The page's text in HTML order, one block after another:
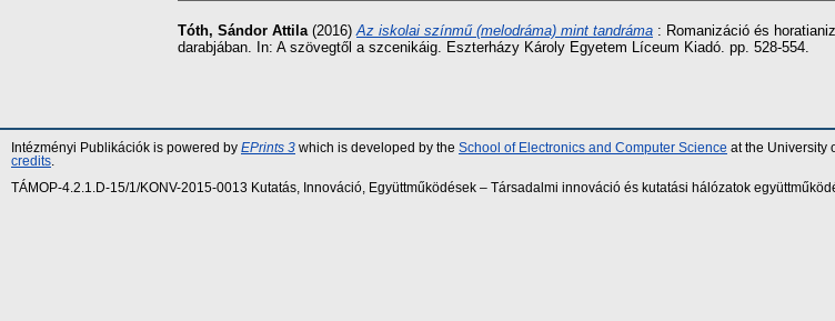
Tóth, Sándor Attila(2016)Az iskolai színmű (melodráma) mint tandráma : Romanizáció és
darabjában. In: A szövegtől a szcenikáig. Eszterházy Károly Egyetem Líceum Kiadó. pp. 528-554.
Intézményi Publikációk is powered by EPrints 3 which is developed by the School of Electronics and Computer Science at the University
credits
TÁMOP-4.2.1.D-15/1/KONV-2015-0013 Kutatás, Innováció, Együttműködések – Társadalmi innováció és kutatási hálózatok